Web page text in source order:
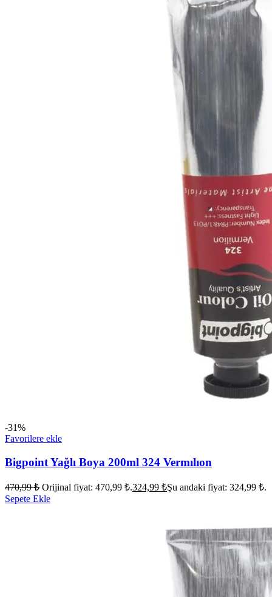
-31%
Favorilere ekle
Bigpoint Yağlı Boya 200ml 324 Vermılıon
470,99₺ Orijinal fiyat: 470,99 ₺.324,99 ₺Şu andaki fiyat: 324,99 ₺.
Sepete Ekle